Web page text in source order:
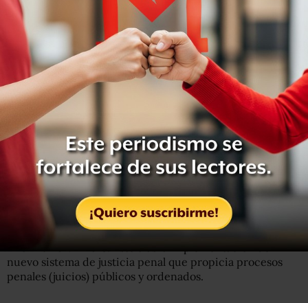
es encarcelada. Aquí el resultado es de apenas 0.19.
En otros indicadores que componen este eje los
resultados también son negativos.
En tiempo y efectividad en la denuncia el resultado es de
solo 0.29, sobre la existencia de corrupción, la
calificación es la misma. En cuanto a si no existe
discriminación, el indicador es de apenas 0.28, mientras
que en el apartado “libre de la influencia gubernamental
en las investigaciones”, la calificación es de 0.29.
El único componente del eje justicia penal en donde
México sí presenta una mejoría considerable es en el
debido proceso” que pasó de 0.34 en 2016 a 0.43 en el
informe 2017 – 2018. Esto tras la implementación del
nuevo sistema de justicia penal que propicia procesos
penales (juicios) públicos y ordenados.